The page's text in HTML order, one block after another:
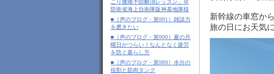
こり腰痛予防解消レッスン」＠
防衛省海上自衛隊阪神基地隊様
■［声のブログ・第991］雑談力
を磨きたい
■［声のブログ・第990］夏の月
曜日がつらい！なんとなく疲労
を防ぐ暮らし方
■［声のブログ・第989］水分の
役割と筋肉タンク
新幹線の車窓か
旅の日にお天気